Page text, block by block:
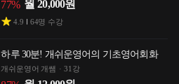
77% 월 20,000원
4.9 64명 수강
하루 30분! 개쉬운영어의 기초영어회화
개쉬운영어 개쌤 31강